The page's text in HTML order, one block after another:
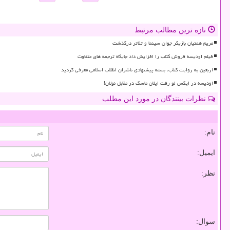
تازه ترین مطالب مرتبط
مریم همتیان بازیگر جوان سینما و تئاتر درگذشت
فیلم اودیسه فروش کتاب را افزایش داد جایگاه ترجمه های متفاوت
اربعین به روایت کتاب، بسته پیشنهادی ناشران انقلاب اسلامی معرفی گردید
اودیسه در ایکس لو رفت ایلان ماسک در مقابل نولان!
نظرات بینندگان در مورد این مطلب
نام:
ایمیل:
نظر:
سوال: